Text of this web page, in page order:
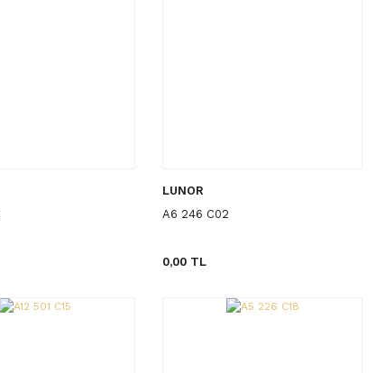
LUNOR
A6 246 C02
0,00 TL